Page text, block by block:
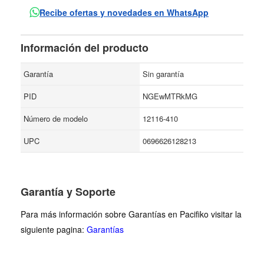
Recibe ofertas y novedades en WhatsApp
Información del producto
Garantía
Sin garantía
PID
NGEwMTRkMG
Número de modelo
12116-410
UPC
0696626128213
Garantía y Soporte
Para más información sobre Garantías en Pacifiko visitar la
siguiente pagina: Garantías